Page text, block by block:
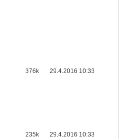
376k 29.4.2016 10:33
235k 29.4.2016 10:33